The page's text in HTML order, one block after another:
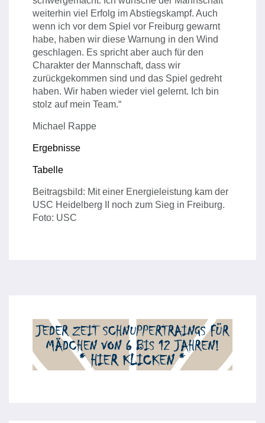
weiterhin viel Erfolg im Abstiegskampf. Auch
wenn ich vor dem Spiel vor Freiburg gewarnt
habe, haben wir diese Warnung in den Wind
geschlagen. Es spricht aber auch für den
Charakter der Mannschaft, dass wir
zurückgekommen sind und das Spiel gedreht
haben. Wir haben wieder viel gelernt. Ich bin
stolz auf mein Team.“
Michael Rappe
Ergebnisse
Tabelle
Beitragsbild: Mit einer Energieleistung kam der
USC Heidelberg II noch zum Sieg in Freiburg.
Foto: USC